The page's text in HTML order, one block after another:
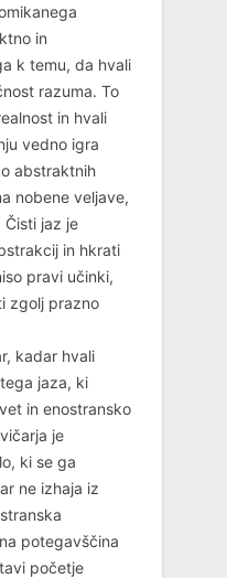
in
k temu, da hvali
razuma. To
in hvali
vedno igra
abstraktnih
nobene veljave,
Čisti jaz je
in hkrati
pravi učinki,
zgolj prazno
kadar hvali
jaza, ki
in enostransko
je
ki se ga
ne izhaja iz
potegavščina
početje